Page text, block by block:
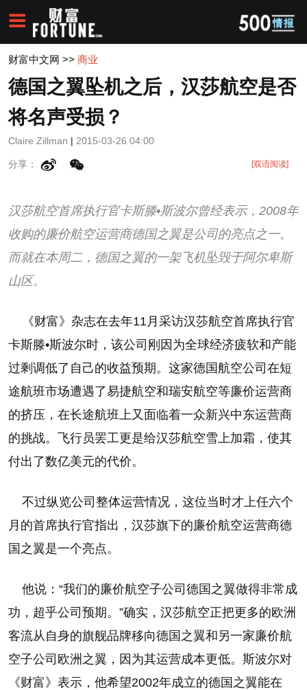
财富中文网 >> 商业
德国之翼坠机之后，汉莎航空是否
将名声受损？
Claire Zillman | 2015-03-26 04:00
分享： [双语阅读]
汉莎航空首席执行官卡斯滕•斯波尔曾经表示，2008年
收购的廉价航空运营商德国之翼是公司的亮点之一。
而就在本周二，德国之翼的一架飞机坠毁于阿尔卑斯
山区。
《财富》杂志在去年11月采访汉莎航空首席执行官
卡斯滕•斯波尔时，该公司刚因为全球经济疲软和产能
过剩调低了自己的收益预期。这家德国航空公司在短
途航班市场遭遇了易捷航空和瑞安航空等廉价运营商
的挤压，在长途航班上又面临着一众新兴中东运营商
的挑战。飞行员罢工更是给汉莎航空雪上加霜，使其
付出了数亿美元的代价。
不过纵览公司整体运营情况，这位当时才上任六个
月的首席执行官指出，汉莎旗下的廉价航空运营商德
国之翼是一个亮点。
他说：“我们的廉价航空子公司德国之翼做得非常成
功，超乎公司预期。”确实，汉莎航空正把更多的欧洲
客流从自身的旗舰品牌移向德国之翼和另一家廉价航
空子公司欧洲之翼，因为其运营成本更低。斯波尔对
《财富》表示，他希望2002年成立的德国之翼能在